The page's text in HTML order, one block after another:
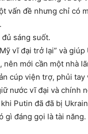
vấn đề nhưng chỉ có
sáng suốt.
vĩ đại trở lại” và giúp
nên mới cần một nhà
cúp viện trợ, phủi tay
nước vĩ đại và chính
Putin đã đã bị
gì đáng gọi là tài năng.